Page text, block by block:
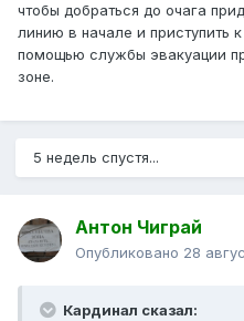
чтобы добраться до очага
линию в начале и приступить
помощью службы эвакуации
зоне.
5 недель спустя...
Антон Чиграй
Опубликовано 28
Кардинал сказал: